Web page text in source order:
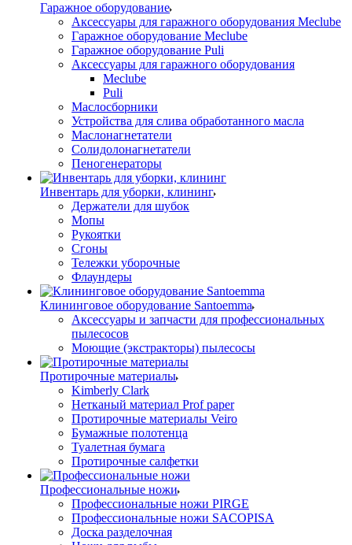
Гаражное оборудование
Аксессуары для гаражного оборудования Meclube
Гаражное оборудование Meclube
Гаражное оборудование Puli
Аксессуары для гаражного оборудования
Meclube
Puli
Маслосборники
Устройства для слива обработанного масла
Маслонагнетатели
Солидолонагнетатели
Пеногенераторы
Инвентарь для уборки, клининг
Держатели для шубок
Мопы
Рукоятки
Сгоны
Тележки уборочные
Флаундеры
Клининговое оборудование Santoemma
Аксессуары и запчасти для профессиональных
пылесосов
Моющие (экстракторы) пылесосы
Протирочные материалы
Kimberly Clark
Нетканый материал Prof paper
Протирочные материалы Veiro
Бумажные полотенца
Туалетная бумага
Протирочные салфетки
Профессиональные ножи
Профессиональные ножи PIRGE
Профессиональные ножи SACOPISA
Доска разделочная